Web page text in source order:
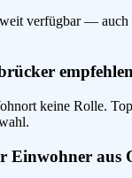
verfügbar —
keine Rolle.
Einwohner aus